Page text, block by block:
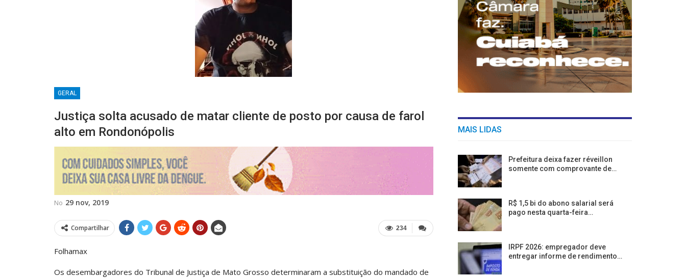
GERAL
Justiça solta acusado de matar cliente de posto por causa de farol
alto em Rondonópolis
No 29 nov, 2019
234
Compartilhar
Folhamax
Os desembargadores do Tribunal de Justiça de Mato Grosso determinaram a substituição do mandado de
MAIS LIDAS
Prefeitura deixa fazer réveillon
somente com comprovante de…
R$ 1,5 bi do abono salarial será
pago nesta quarta-feira…
IRPF 2026: empregador deve
entregar informe de rendimento…